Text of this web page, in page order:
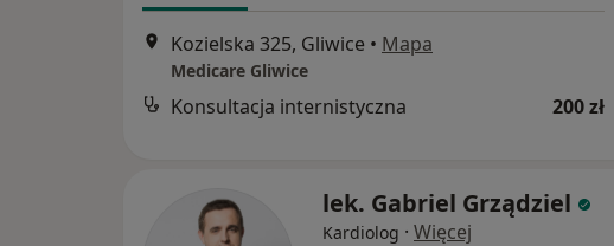
Kozielska 325, Gliwice • Mapa
Medicare Gliwice
Konsultacja internistyczna 200 zł
lek. Gabriel Grządziel
Kardiolog · Więcej